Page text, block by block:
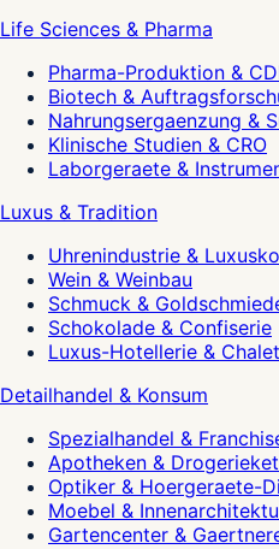
Life Sciences & Pharma
Pharma-Produktion &
Biotech &
Nahrungsergaenzung &
Klinische Studien & CRO
Laborgeraete &
Luxus & Tradition
Uhrenindustrie &
Wein & Weinbau
Schmuck &
Schokolade & Confiserie
Luxus-Hotellerie &
Detailhandel & Konsum
Spezialhandel &
Apotheken &
Optiker & Hoergeraete-
Moebel &
Gartencenter &